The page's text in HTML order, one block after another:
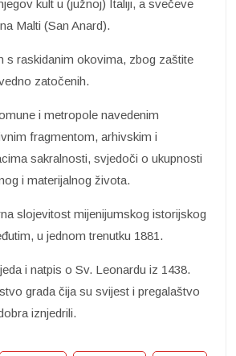
kult u (južnoj) Italiji, a svečeve
Malti (San Anard).
s raskidanim okovima, zbog zaštite
zatočenih.
i metropole navedenim
fragmentom, arhivskim i
sakralnosti, svjedoči o ukupnosti
i materijalnog života.
slojevitost mijenijumskog istorijskog
u jednom trenutku 1881.
i natpis o Sv. Leonardu iz 1438.
grada čija su svijest i pregalaštvo
iznjedrili.